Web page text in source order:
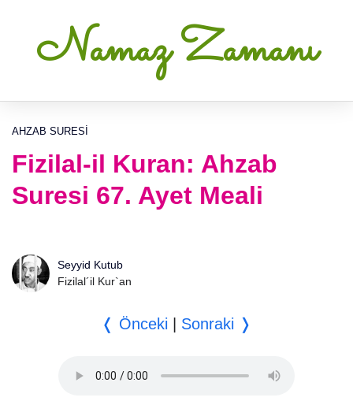
Namaz Zamanı
AHZAB SURESI
Fizilal-il Kuran: Ahzab
Suresi 67. Ayet Meali
Seyyid Kutub
Fizilal´il Kur`an
❬ Önceki Sonraki ❭